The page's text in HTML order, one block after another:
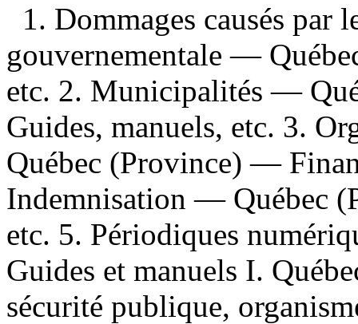
1. Dommages causés
gouvernementale —
etc. 2. Municipalités —
Guides, manuels, etc. 3.
Québec (Province) —
Indemnisation — Québec
etc. 5. Périodiques
Guides et manuels I.
sécurité publique,